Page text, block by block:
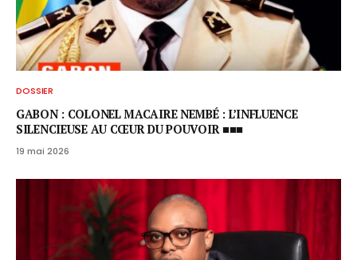
DOSSIER
GABON : COLONEL MACAIRE NEMBÉ : L’INFLUENCE
SILENCIEUSE AU CŒUR DU POUVOIR ■■■
19 mai 2026